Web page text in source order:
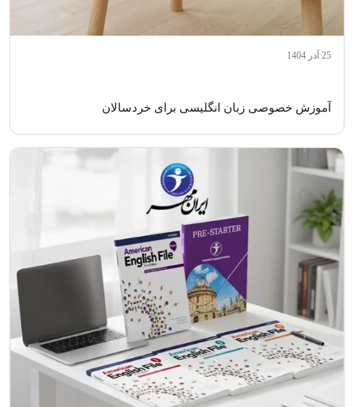
25 آذر 1404
آموزش خصوصی زبان انگلیسی برای خردسالان